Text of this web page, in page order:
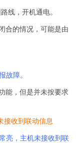
线，开机通电。
的情况，可能是由
故障。
，但是并未按要求
接收到联动信息
亮，主机未接收到联